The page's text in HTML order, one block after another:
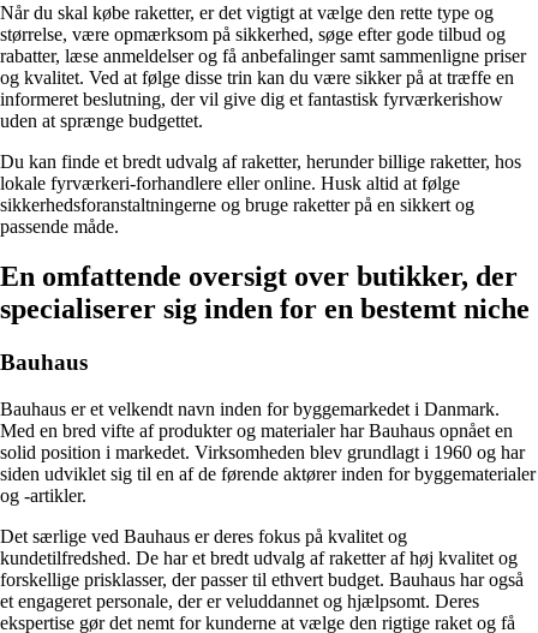
Når du skal købe raketter, er det vigtigt at vælge den rette type og
størrelse, være opmærksom på sikkerhed, søge efter gode tilbud og
rabatter, læse anmeldelser og få anbefalinger samt sammenligne priser
og kvalitet. Ved at følge disse trin kan du være sikker på at træffe en
informeret beslutning, der vil give dig et fantastisk fyrværkerishow
uden at sprænge budgettet.
Du kan finde et bredt udvalg af raketter, herunder billige raketter, hos
lokale fyrværkeri-forhandlere eller online. Husk altid at følge
sikkerhedsforanstaltningerne og bruge raketter på en sikkert og
passende måde.
En omfattende oversigt over butikker, der
specialiserer sig inden for en bestemt niche
Bauhaus
Bauhaus er et velkendt navn inden for byggemarkedet i Danmark.
Med en bred vifte af produkter og materialer har Bauhaus opnået en
solid position i markedet. Virksomheden blev grundlagt i 1960 og har
siden udviklet sig til en af de førende aktører inden for byggematerialer
og -artikler.
Det særlige ved Bauhaus er deres fokus på kvalitet og
kundetilfredshed. De har et bredt udvalg af raketter af høj kvalitet og
forskellige prisklasser, der passer til ethvert budget. Bauhaus har også
et engageret personale, der er veluddannet og hjælpsomt. Deres
ekspertise gør det nemt for kunderne at vælge den rigtige raket og få